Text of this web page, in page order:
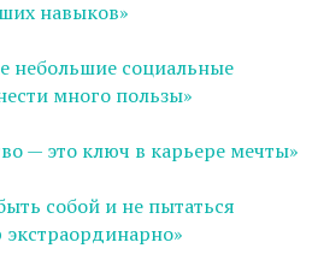
навыков»
социальные
много пользы»
— это ключ в карьере мечты»
собой и не пытаться
экстраординарно»